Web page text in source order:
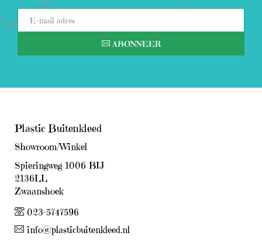
ABONNEER
Plastic Buitenkleed
Showroom/Winkel
Spieringweg 1006 BIJ
2136LL
Zwaanshoek
023-5747596
info@plasticbuitenkleed.nl